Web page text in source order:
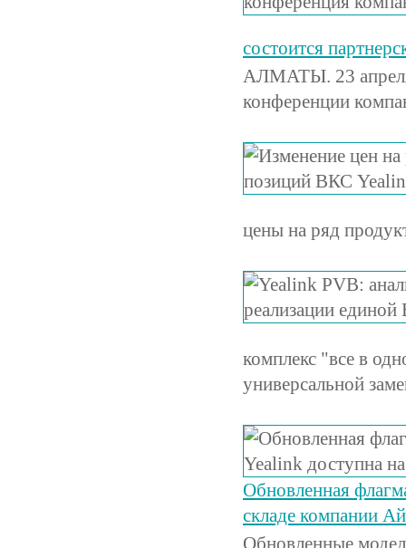
состоится
АЛМАТЫ. 23 апреля
конференции
цены на ряд
комплекс "все в
универсальной
Обновленная
складе компании
Обновленные